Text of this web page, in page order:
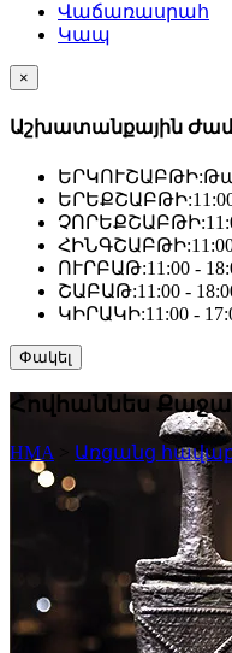
Վաճառասրահ
Կապ
×
Աշխատանքային
ԵՐԿՈՒՇԱԲԹԻ:
ԵՐԵՔՇԱԲԹԻ:
ՉՈՐԵՔՇԱԲԹԻ:
ՀԻՆԳՇԱԲԹԻ:
ՈՒՐԲԱԹ:11:00 -
ՇԱԲԱԹ:11:00 -
ԿԻՐԱԿԻ:11:00 -
Փակել
Հովհաննես
HMA Առցանց